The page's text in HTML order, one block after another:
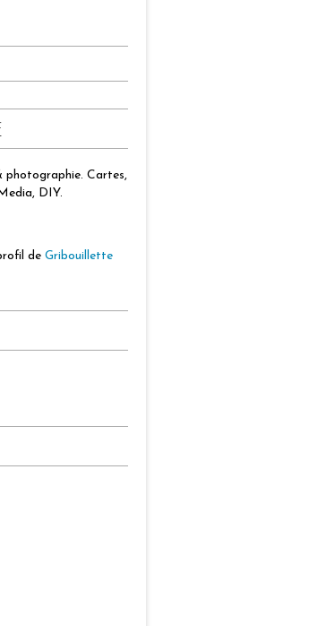
photographie. Cartes,
DIY.
de Gribouillette